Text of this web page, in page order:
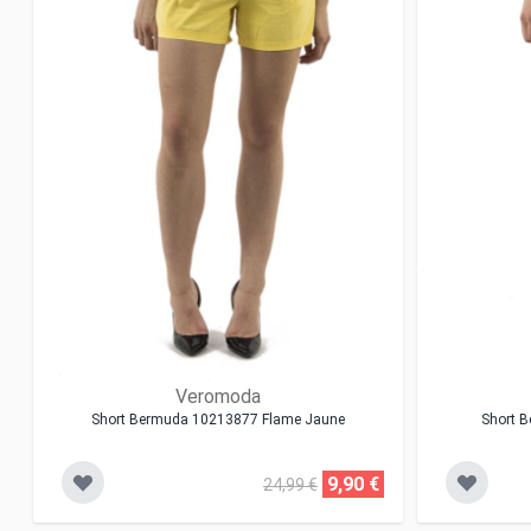
Veromoda
Short Bermuda 10213877 Flame Jaune
24,99 € 9,90 €
Short